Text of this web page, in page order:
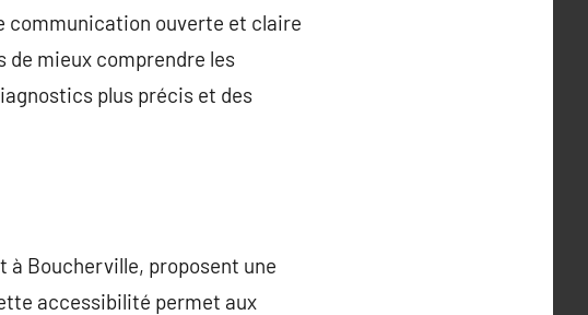
communication ouverte et claire
de mieux comprendre les
plus précis et des
à Boucherville, proposent une
accessibilité permet aux